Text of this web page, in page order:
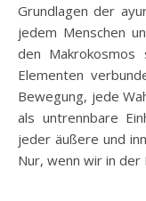
Grundlagen der
jedem Menschen
den
Elementen
Bewegung, jede
als untrennbare
jeder äußere und
Nur, wenn wir in der